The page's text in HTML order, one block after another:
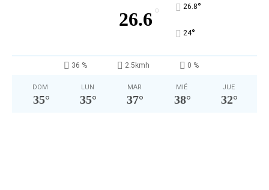
26.6 ° 26.8°
24°
36 % 2.5kmh 0 %
DOM
35°
LUN
35°
MAR
37°
MIÉ
38°
JUE
32°